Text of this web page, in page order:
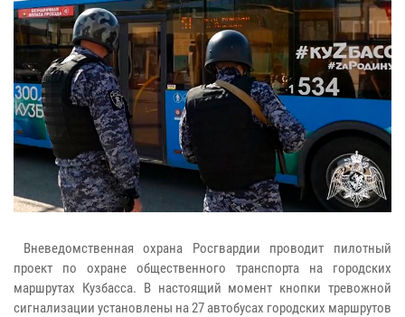
Вневедомственная охрана Росгвардии проводит пилотный
проект по охране общественного транспорта на городских
маршрутах Кузбасса. В настоящий момент кнопки тревожной
сигнализации установлены на 27 автобусах городских маршрутов